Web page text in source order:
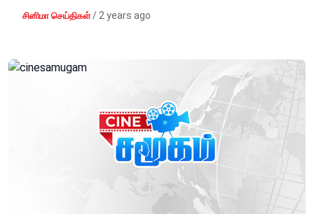
சினிமா செய்திகள் /2 years ago